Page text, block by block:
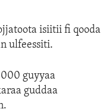
isiitii fi qooda
ulfeessiti.
guyyaa
guddaa